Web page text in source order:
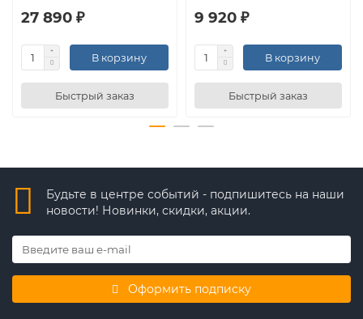
27 890 ₽
В корзину
Быстрый заказ
9 920 ₽
В корзину
Быстрый заказ
Будьте в центре событий - подпишитесь на наши
новости! Новинки, скидки, акции.
Оформить подписку